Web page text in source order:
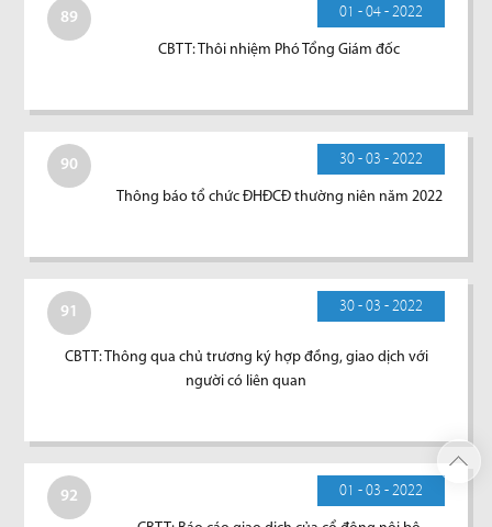
89 01 - 04 - 2022
CBTT: Thôi nhiệm Phó Tổng Giám đốc
90 30 - 03 - 2022
Thông báo tổ chức ĐHĐCĐ thường niên năm 2022
91 30 - 03 - 2022
CBTT: Thông qua chủ trương ký hợp đồng, giao dịch với
người có liên quan
92 01 - 03 - 2022